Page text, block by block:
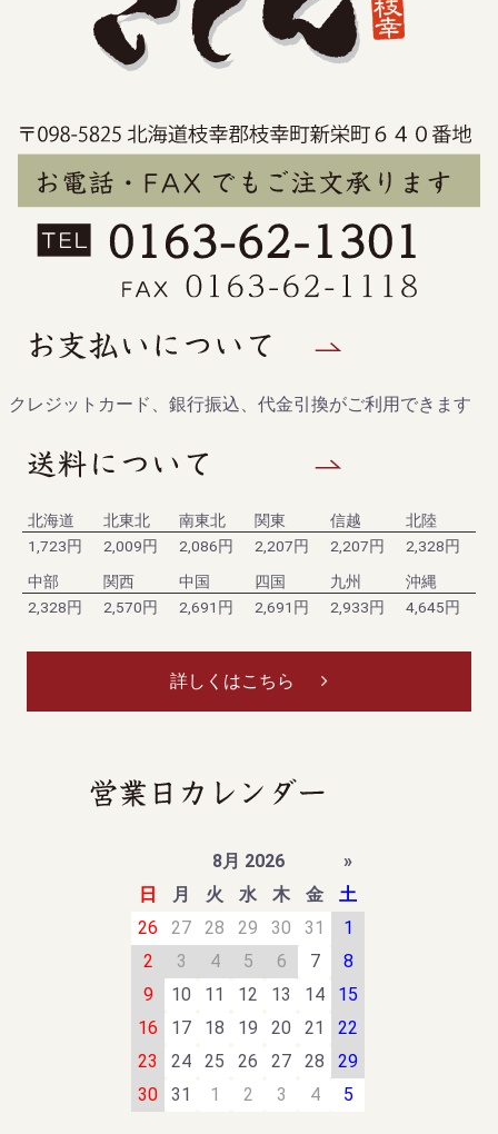
クレジットカード、銀行振込、代金引換がご利用できます
北海道
1,723円
北東北
2,009円
南東北
2,086円
関東
2,207円
信越
2,207円
北陸
2,328円
中部
2,328円
関西
2,570円
中国
2,691円
四国
2,691円
九州
2,933円
沖縄
4,645円
詳しくはこちら
8月 2026
»
日
月 火 水 木 金
土
26
27 28 29 30 31
1
2
3 4 5 6 7
8
9
10 11 12 13 14
15
16
17 18 19 20 21
22
23
24 25 26 27 28
29
30
31 1 2 3 4 5